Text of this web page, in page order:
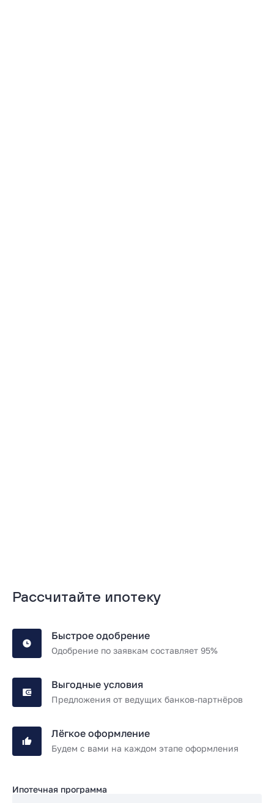
Рассчитайте ипотеку
Быстрое одобрение
Одобрение по заявкам составляет 95%
Выгодные условия
Предложения от ведущих банков-партнёров
Лёгкое оформление
Будем с вами на каждом этапе оформления
Ипотечная программа